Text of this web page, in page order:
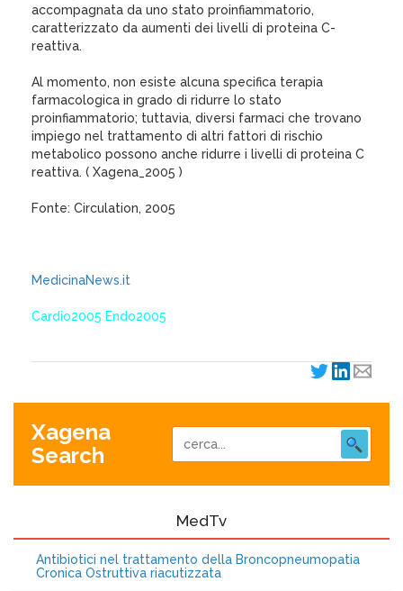
accompagnata da uno stato proinfiammatorio,
caratterizzato da aumenti dei livelli di proteina C-
reattiva.
Al momento, non esiste alcuna specifica terapia
farmacologica in grado di ridurre lo stato
proinfiammatorio; tuttavia, diversi farmaci che trovano
impiego nel trattamento di altri fattori di rischio
metabolico possono anche ridurre i livelli di proteina C
reattiva. ( Xagena_2005 )
Fonte: Circulation, 2005
MedicinaNews.it
Cardio2005 Endo2005
Xagena
Search
MedTv
Antibiotici nel trattamento della Broncopneumopatia
Cronica Ostruttiva riacutizzata